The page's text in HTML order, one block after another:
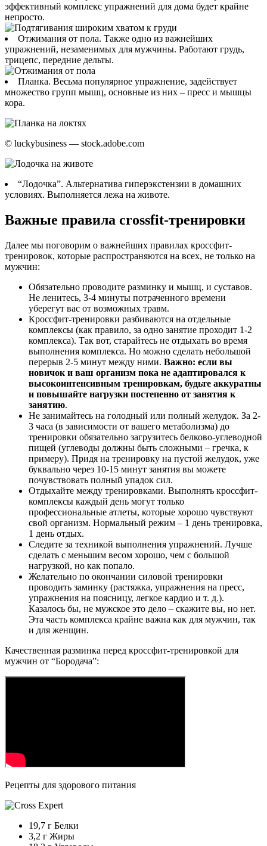
эффективный комплекс упражнений для дома будет крайне
непросто.
Отжимания от пола. Также одно из важнейших
упражнений, незаменимых для мужчины. Работают грудь,
трицепс, передние дельты.
Планка. Весьма популярное упражнение, задействует
множество групп мышц, основные из них – пресс и мышцы
кора.
© luckybusiness — stock.adobe.com
“Лодочка”. Альтернатива гиперэкстензии в домашних
условиях. Выполняется лежа на животе.
Важные правила crossfit-тренировки
Далее мы поговорим о важнейших правилах кроссфит-
тренировок, которые распространяются на всех, не только на
мужчин:
Обязательно проводите разминку и мышц, и суставов.
Не ленитесь, 3-4 минуты потраченного времени
уберегут вас от возможных травм.
Кроссфит-тренировки разбиваются на отдельные
комплексы (как правило, за одно занятие проходит 1-2
комплекса). Так вот, старайтесь не отдыхать во время
выполнения комплекса. Но можно сделать небольшой
перерыв 2-5 минут между ними. Важно: если вы
новичок и ваш организм пока не адаптировался к
высокоинтенсивным тренировкам, будьте аккуратны
и повышайте нагрузки постепенно от занятия к
занятию.
Не занимайтесь на голодный или полный желудок. За 2-
3 часа (в зависимости от вашего метаболизма) до
тренировки обязательно загрузитесь белково-углеводной
пищей (углеводы должны быть сложными – гречка, к
примеру). Придя на тренировку на пустой желудок, уже
буквально через 10-15 минут занятия вы можете
почувствовать полный упадок сил.
Отдыхайте между тренировками. Выполнять кроссфит-
комплексы каждый день могут только
профессиональные атлеты, которые хорошо чувствуют
свой организм. Нормальный режим – 1 день тренировка,
1 день отдых.
Следите за техникой выполнения упражнений. Лучше
сделать с меньшим весом хорошо, чем с большой
нагрузкой, но как попало.
Желательно по окончании силовой тренировки
проводить заминку (растяжка, упражнения на пресс,
упражнения на поясницу, легкое кардио и т. д.).
Казалось бы, не мужское это дело – скажите вы, но нет.
Эта часть комплекса крайне важна как для мужчин, так
и для женщин.
Качественная разминка перед кроссфит-тренировкой для
мужчин от “Бородача”:
Рецепты для здорового питания
19,7 г Белки
3,2 г Жиры